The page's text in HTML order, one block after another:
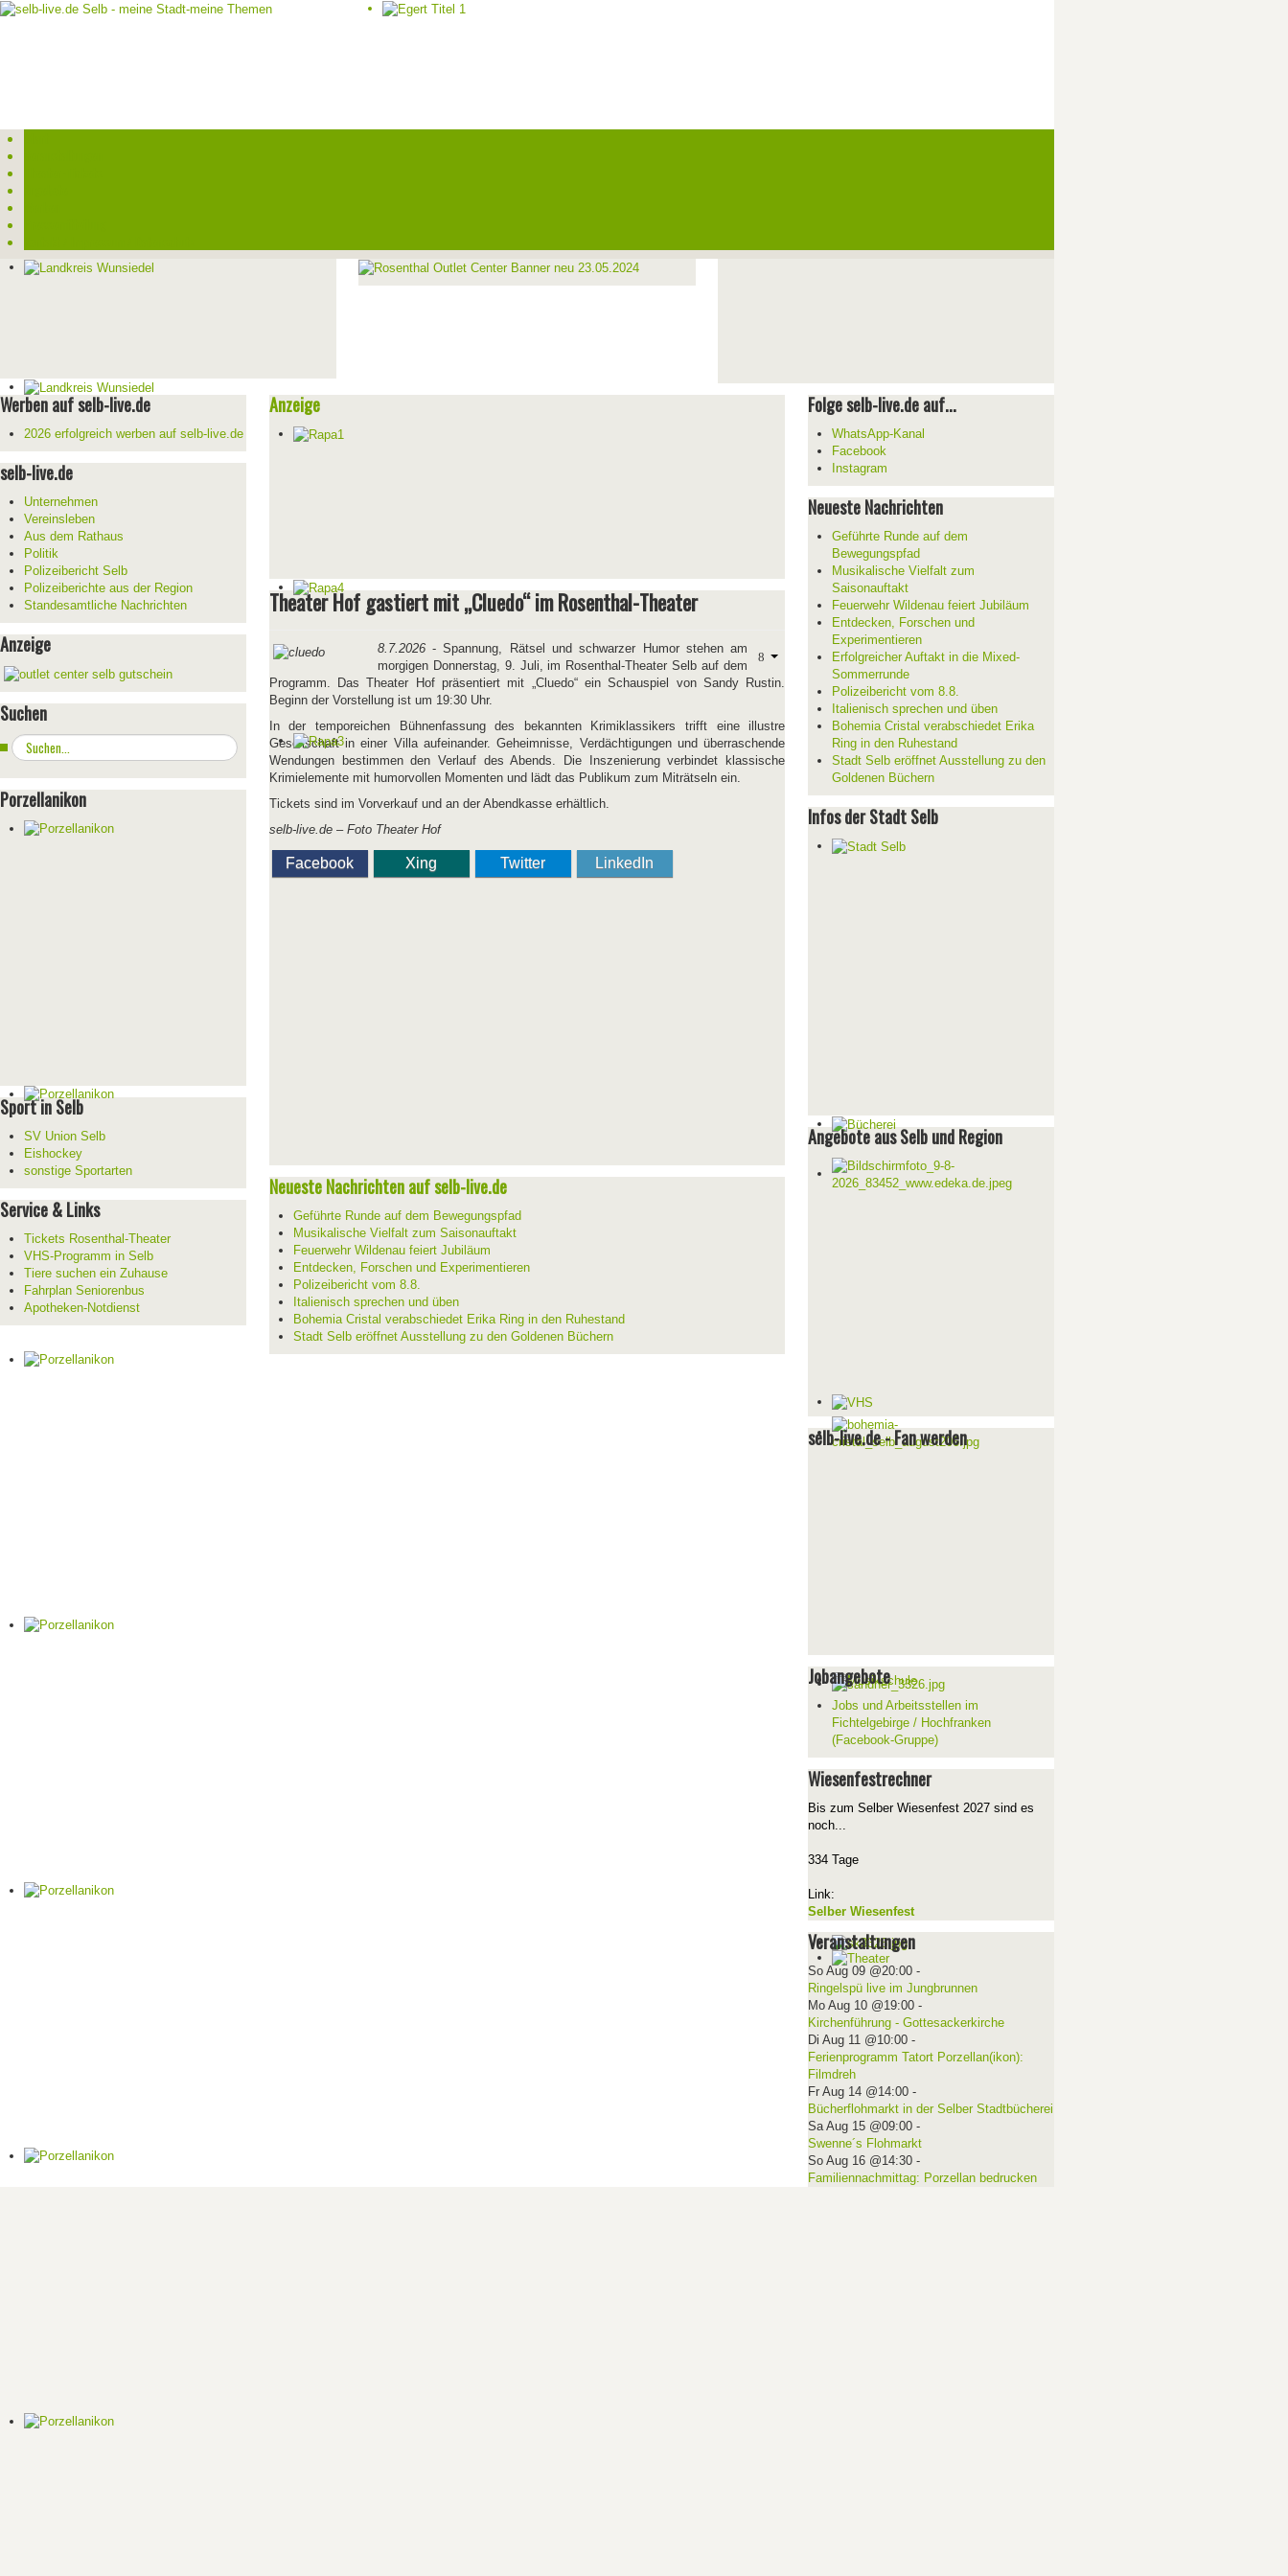
Werben auf selb-live.de
2026 erfolgreich werben auf selb-live.de
selb-live.de
Unternehmen
Vereinsleben
Aus dem Rathaus
Politik
Polizeibericht Selb
Polizeiberichte aus der Region
Standesamtliche Nachrichten
Anzeige
Suchen
Suchen
...
Porzellanikon
Sport in Selb
SV Union Selb
Eishockey
sonstige Sportarten
Service & Links
Tickets Rosenthal-Theater
VHS-Programm in Selb
Tiere suchen ein Zuhause
Fahrplan Seniorenbus
Apotheken-Notdienst
Anzeige
Theater Hof gastiert mit „Cluedo“ im Rosenthal-Theater
8.7.2026- Spannung, Rätsel und schwarzer Humor stehen am
morgigen Donnerstag, 9. Juli, im Rosenthal-Theater Selb auf dem
Programm. Das Theater Hof präsentiert mit „Cluedo“ ein Schauspiel von Sandy Rustin.
Beginn der Vorstellung ist um 19:30 Uhr.
In der temporeichen Bühnenfassung des bekannten Krimiklassikers trifft eine illustre
Gesellschaft in einer Villa aufeinander. Geheimnisse, Verdächtigungen und überraschende
Wendungen bestimmen den Verlauf des Abends. Die Inszenierung verbindet klassische
Krimielemente mit humorvollen Momenten und lädt das Publikum zum Miträtseln ein.
Tickets sind im Vorverkauf und an der Abendkasse erhältlich.
selb-live.de – Foto Theater Hof
Facebook Xing Twitter LinkedIn
Neueste Nachrichten auf selb-live.de
Geführte Runde auf dem Bewegungspfad
Musikalische Vielfalt zum Saisonauftakt
Feuerwehr Wildenau feiert Jubiläum
Entdecken, Forschen und Experimentieren
Polizeibericht vom 8.8.
Italienisch sprechen und üben
Bohemia Cristal verabschiedet Erika Ring in den Ruhestand
Stadt Selb eröffnet Ausstellung zu den Goldenen Büchern
Folge selb-live.de auf...
WhatsApp-Kanal
Facebook
Instagram
Neueste Nachrichten
Geführte Runde auf dem
Bewegungspfad
Musikalische Vielfalt zum
Saisonauftakt
Feuerwehr Wildenau feiert Jubiläum
Entdecken, Forschen und
Experimentieren
Erfolgreicher Auftakt in die Mixed-
Sommerrunde
Polizeibericht vom 8.8.
Italienisch sprechen und üben
Bohemia Cristal verabschiedet Erika
Ring in den Ruhestand
Stadt Selb eröffnet Ausstellung zu den
Goldenen Büchern
Infos der Stadt Selb
Angebote aus Selb und Region
selb-live.de - Fan werden
Jobangebote
Jobs und Arbeitsstellen im
Fichtelgebirge / Hochfranken
(Facebook-Gruppe)
Wiesenfestrechner
Bis zum Selber Wiesenfest 2027 sind es
noch...
334 Tage
Link:
Selber Wiesenfest
Veranstaltungen
So Aug 09 @20:00-
Ringelspü live im Jungbrunnen
Mo Aug 10 @19:00-
Kirchenführung - Gottesackerkirche
Di Aug 11 @10:00-
Ferienprogramm Tatort Porzellan(ikon):
Filmdreh
Fr Aug 14 @14:00-
Bücherflohmarkt in der Selber Stadtbücherei
Sa Aug 15 @09:00-
Swenne´s Flohmarkt
So Aug 16 @14:30-
Familiennachmittag: Porzellan bedrucken